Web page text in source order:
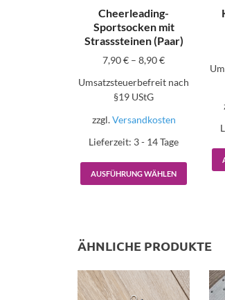
Cheerleading-
Sportsocken mit
Strasssteinen (Paar)
7,90€ –8,90€
Umsatzsteuerbefreit nach
§19 UStG
zzgl.Versandkosten
Lieferzeit: 3 - 14 Tage
AUSFÜHRUNG WÄHLEN
ÄHNLICHE PRODUKTE